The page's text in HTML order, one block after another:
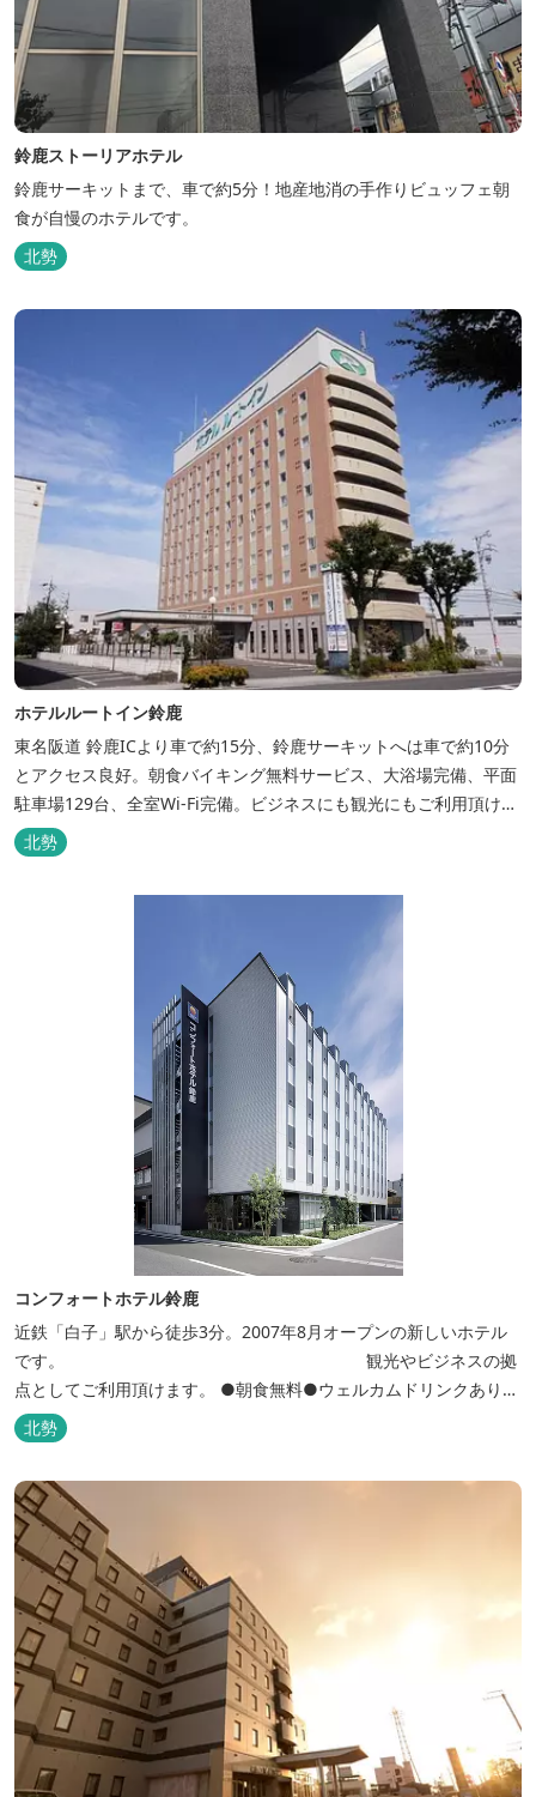
鈴鹿ストーリアホテル
鈴鹿サーキットまで、車で約5分！地産地消の手作りビュッフェ朝
食が自慢のホテルです。
北勢
ホテルルートイン鈴鹿
東名阪道 鈴鹿ICより車で約15分、鈴鹿サーキットへは車で約10分
とアクセス良好。朝食バイキング無料サービス、大浴場完備、平面
駐車場129台、全室Wi-Fi完備。ビジネスにも観光にもご利用頂ける
快適なホテルライフをご提供します。
北勢
コンフォートホテル鈴鹿
近鉄「白子」駅から徒歩3分。2007年8月オープンの新しいホテル
です。 観光やビジネスの拠
点としてご利用頂けます。 ●朝食無料●ウェルカムドリンクあり●
全館無線ＬＡＮ対応● ●バリアフリー対応のユニバーサルルームあ
り●
北勢